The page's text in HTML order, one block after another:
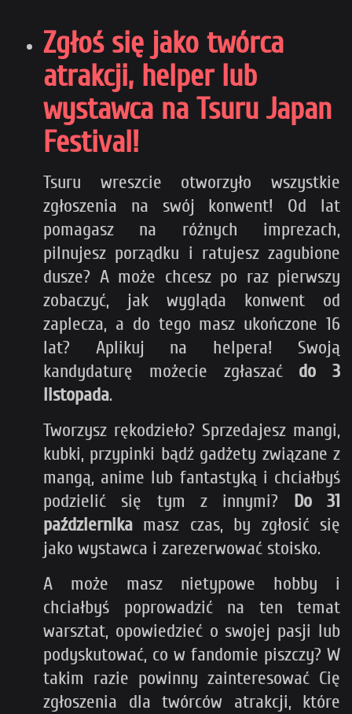
Zgłoś się jako twórca
atrakcji, helper lub
wystawca na Tsuru Japan
Festival!
Tsuru wreszcie otworzyło wszystkie
zgłoszenia na swój konwent! Od lat
pomagasz na różnych imprezach,
pilnujesz porządku i ratujesz zagubione
dusze? A może chcesz po raz pierwszy
zobaczyć, jak wygląda konwent od
zaplecza, a do tego masz ukończone 16
lat? Aplikuj na helpera! Swoją
kandydaturę możecie zgłaszać do 3
listopada.
Tworzysz rękodzieło? Sprzedajesz mangi,
kubki, przypinki bądź gadżety związane z
mangą, anime lub fantastyką i chciałbyś
podzielić się tym z innymi? Do 31
października masz czas, by zgłosić się
jako wystawca i zarezerwować stoisko.
A może masz nietypowe hobby i
chciałbyś poprowadzić na ten temat
warsztat, opowiedzieć o swojej pasji lub
podyskutować, co w fandomie piszczy? W
takim razie powinny zainteresować Cię
zgłoszenia dla twórców atrakcji, które